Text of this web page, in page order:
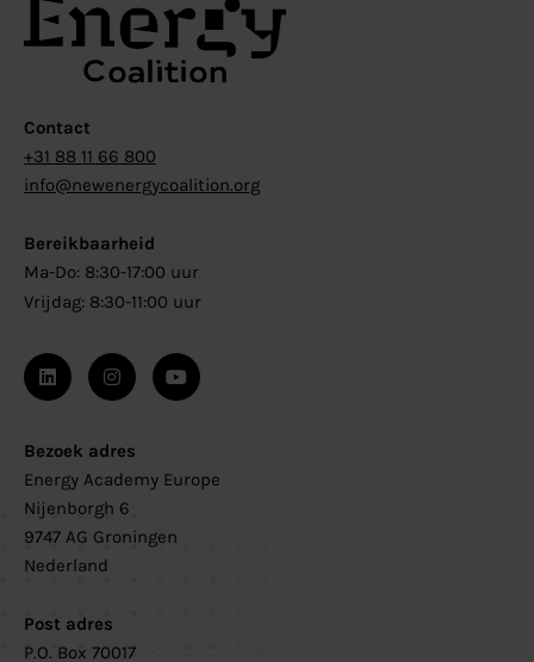
Contact
+31 88 11 66 800
info@newenergycoalition.org
Bereikbaarheid
Ma-Do: 8:30-17:00 uur
Vrijdag: 8:30-11:00 uur
Bezoek adres
Energy Academy Europe
Nijenborgh 6
9747 AG Groningen
Nederland
Post adres
P.O. Box 70017